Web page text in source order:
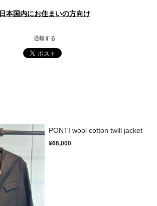
日本国内にお住まいの方向け
通報する
PONTI wool cotton twill jacket
¥66,000